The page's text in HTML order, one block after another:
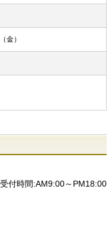
金）
付時間:AM9:00～PM18:00